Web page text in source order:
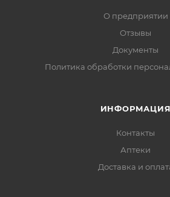
О предприятии
Отзывы
Документы
Политика обработки
ИНФОРМАЦИЯ
Контакты
Аптеки
Доставка и